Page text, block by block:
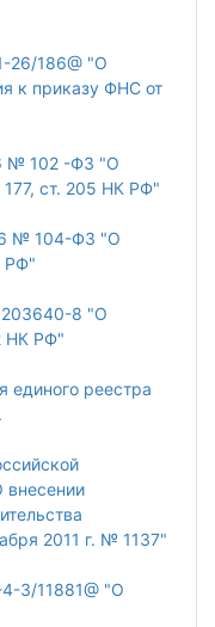
26/186@ "О
к приказу ФНС от
№ 102 -ФЗ "О
177, ст. 205 НК РФ"
№ 104-ФЗ "О
РФ"
8 "О
НК РФ"
единого реестра
2011 г. № 1137"
3/11881@ "О